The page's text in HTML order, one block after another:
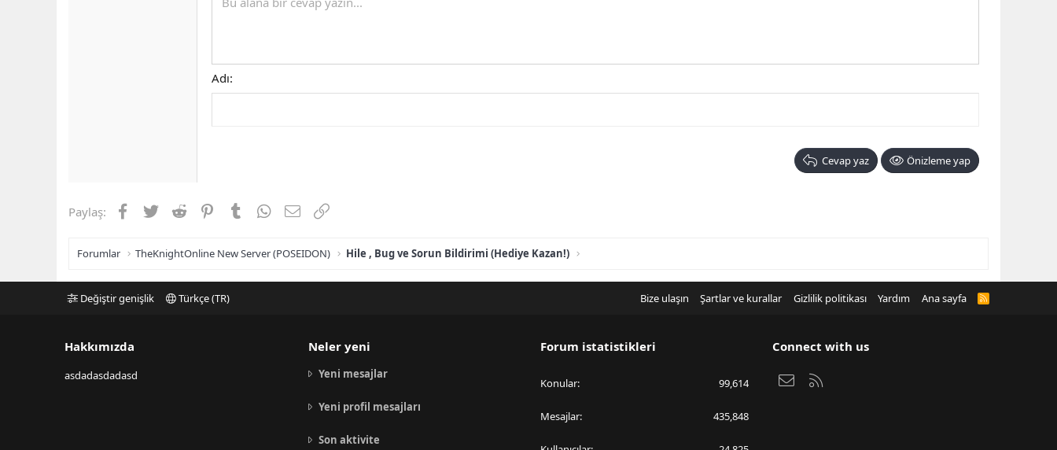
Adı
Cevap yaz Önizleme yap
Paylaş: Facebook
TwitterReddit PinterestTumblrWhatsApp
E-postaLink
Forumlar TheKnightOnline New Server (POSEIDON) Hile , Bug ve Sorun Bildirimi (Hediye Kazan!)
Değiştir genişlik Türkçe (TR) Bize ulaşın Şartlar ve kurallar Gizlilik politikası Yardım Ana sayfa
R
Hakkımızda
asdadasdadasd
Neler yeni
Yeni mesajlar
Yeni profil mesajları
Son aktivite
Forum istatistikleri
Konular 99,614
Mesajlar 435,848
Connect with us
Bize ulaşın